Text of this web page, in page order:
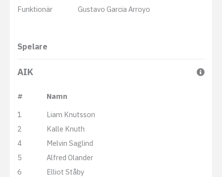
Funktionär
Gustavo Garcia Arroyo
Spelare
AIK
#
Namn
1
Liam Knutsson
2
Kalle Knuth
4
Melvin Saglind
5
Alfred Olander
6
Elliot Ståby